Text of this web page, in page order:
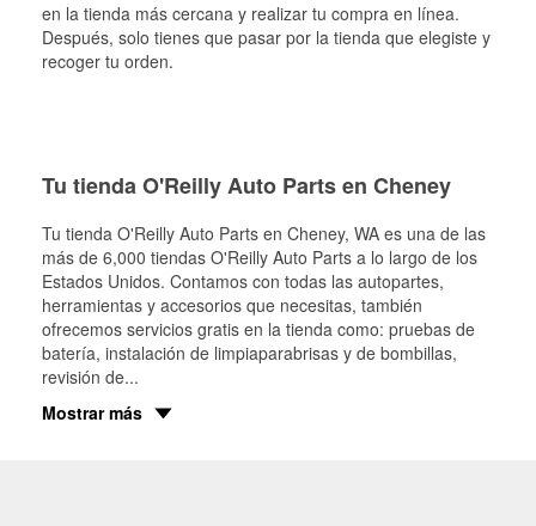
en la tienda más cercana y realizar tu compra en línea.
Después, solo tienes que pasar por la tienda que elegiste y
recoger tu orden.
Tu tienda O'Reilly Auto Parts en Cheney
Tu tienda O'Reilly Auto Parts en Cheney, WA es una de las
más de 6,000 tiendas O'Reilly Auto Parts a lo largo de los
Estados Unidos. Contamos con todas las autopartes,
herramientas y accesorios que necesitas, también
ofrecemos servicios gratis en la tienda como: pruebas de
batería, instalación de limpiaparabrisas y de bombillas,
revisión de...
Mostrar más